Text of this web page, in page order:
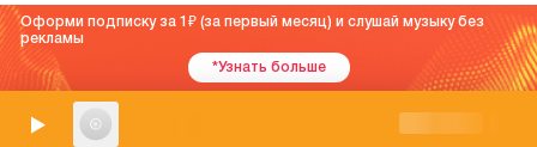
Оформи подписку за 1
(за первый месяц) и слушай музыку без
рекламы
*Узнать больше